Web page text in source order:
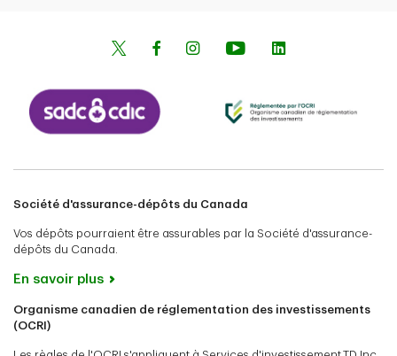
Société d'assurance-dépôts du Canada
Vos dépôts pourraient être assurables par la Société d'assurance-
dépôts du Canada.
En savoir plus
Organisme canadien de réglementation des investissements
(OCRI)